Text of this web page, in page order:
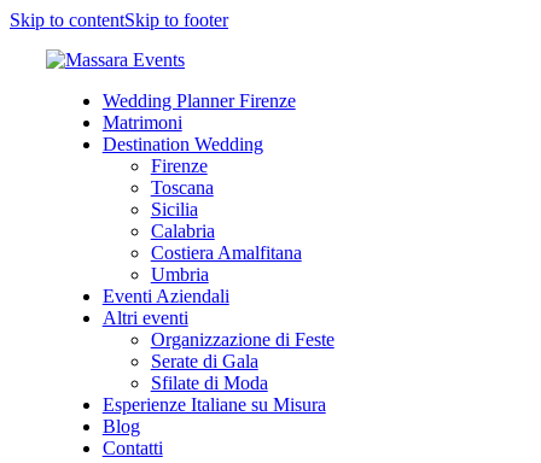
Skip to contentSkip to footer
Wedding Planner Firenze
Matrimoni
Destination Wedding
Firenze
Toscana
Sicilia
Calabria
Costiera Amalfitana
Umbria
Eventi Aziendali
Altri eventi
Organizzazione di Feste
Serate di Gala
Sfilate di Moda
Esperienze Italiane su Misura
Blog
Contatti